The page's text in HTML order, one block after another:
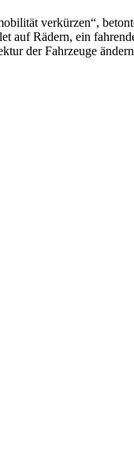
verkürzen“,
Rädern, ein
der Fahrzeuge